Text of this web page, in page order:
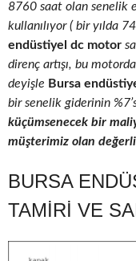
8760 saat olan senelik
kullanılıyor ( bir yılda
endüstiyel dc motor
direnç artışı, bu
deyişle Bursa
bir senelik giderinin
küçümsenecek bir
müşterimiz olan
BURSA
TAMIRI VE